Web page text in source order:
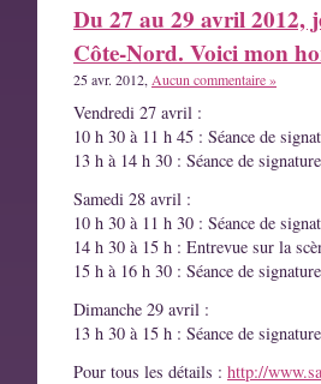
Du 27 au 29 avril 2012,
Côte-Nord. Voici mon
25 avr. 2012, Aucun commentaire »
Vendredi 27 avril :
10 h 30 à 11 h 45 : Séance de
13 h à 14 h 30 : Séance de
Samedi 28 avril :
10 h 30 à 11 h 30 : Séance de
14 h 30 à 15 h : Entrevue sur la
15 h à 16 h 30 : Séance de
Dimanche 29 avril :
13 h 30 à 15 h : Séance de
Pour tous les détails : http://